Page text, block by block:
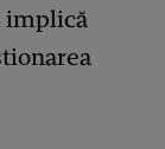
implică